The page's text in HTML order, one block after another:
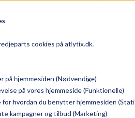
cookies på atlytix.dk.
på hjemmesiden (Nødvendige)
på vores hjemmeside (Funktionelle)
for hvordan du benytter hjemmesiden
kampagner og tilbud (Marketing)
Dashboard
april 7, 2026 Rene